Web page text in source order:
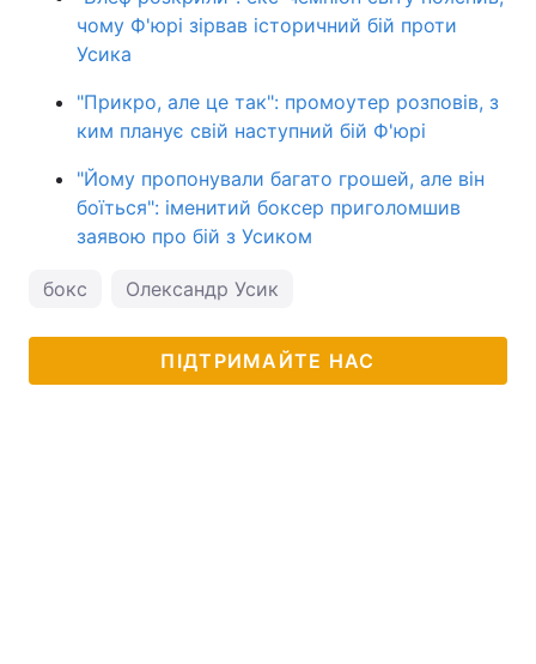
чому Ф'юрі зірвав історичний бій проти
Усика
"Прикро, але це так": промоутер розповів, з
ким планує свій наступний бій Ф'юрі
"Йому пропонували багато грошей, але він
боїться": іменитий боксер приголомшив
заявою про бій з Усиком
бокс Олександр Усик
ПІДТРИМАЙТЕ НАС